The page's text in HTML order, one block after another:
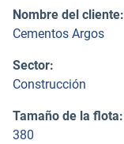
Nombre del cliente:
Cementos Argos
Sector:
Construcción
Tamaño de la flota:
380